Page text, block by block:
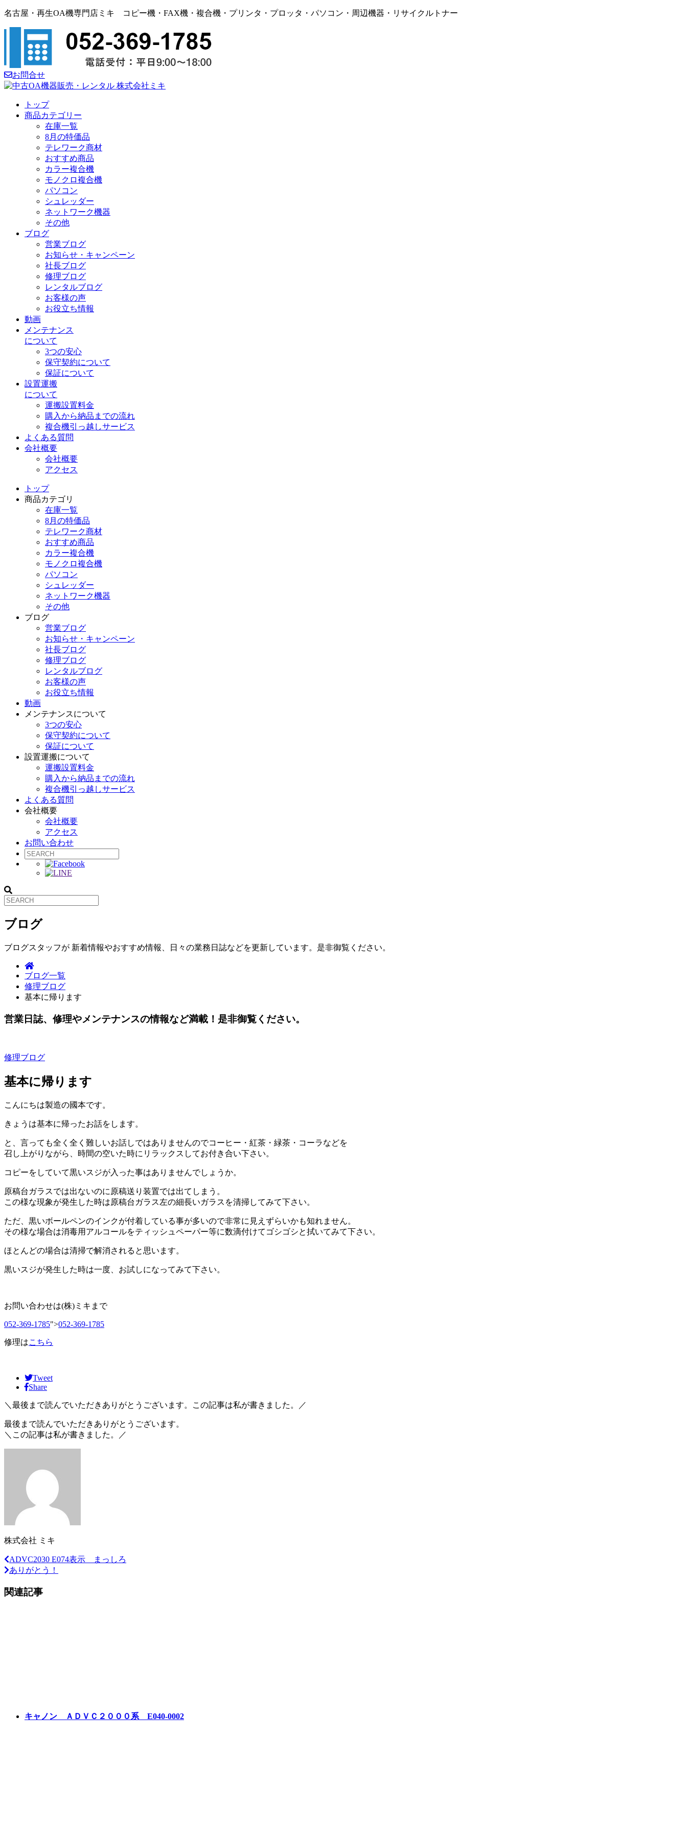
名古屋・再生OA機専門店ミキ コピー機・FAX機・複合機・プリンタ・プロッタ・パソコン・周辺機器・リサイクルトナー
お問合せ
トップ
商品カテゴリー
在庫一覧
8月の特価品
テレワーク商材
おすすめ商品
カラー複合機
モノクロ複合機
パソコン
シュレッダー
ネットワーク機器
その他
ブログ
営業ブログ
お知らせ・キャンペーン
社長ブログ
修理ブログ
レンタルブログ
お客様の声
お役立ち情報
動画
メンテナンス
について
3つの安心
保守契約について
保証について
設置運搬
について
運搬設置料金
購入から納品までの流れ
複合機引っ越しサービス
よくある質問
会社概要
会社概要
アクセス
トップ
商品カテゴリ
在庫一覧
8月の特価品
テレワーク商材
おすすめ商品
カラー複合機
モノクロ複合機
パソコン
シュレッダー
ネットワーク機器
その他
ブログ
営業ブログ
お知らせ・キャンペーン
社長ブログ
修理ブログ
レンタルブログ
お客様の声
お役立ち情報
動画
メンテナンスについて
3つの安心
保守契約について
保証について
設置運搬について
運搬設置料金
購入から納品までの流れ
複合機引っ越しサービス
よくある質問
会社概要
会社概要
アクセス
お問い合わせ
ブログ
ブログスタッフが 新着情報やおすすめ情報、日々の業務日誌などを更新しています。是非御覧ください。
ブログ一覧
修理ブログ
基本に帰ります
営業日誌、修理やメンテナンスの情報など満載！是非御覧ください。
修理ブログ
基本に帰ります
こんにちは製造の國本です。
きょうは基本に帰ったお話をします。
と、言っても全く全く難しいお話しではありませんのでコーヒー・紅茶・緑茶・コーラなどを
召し上がりながら、時間の空いた時にリラックスしてお付き合い下さい。
コピーをしていて黒いスジが入った事はありませんでしょうか。
原稿台ガラスでは出ないのに原稿送り装置では出てしまう。
この様な現象が発生した時は原稿台ガラス左の細長いガラスを清掃してみて下さい。
ただ、黒いボールペンのインクが付着している事が多いので非常に見えずらいかも知れません。
その様な場合は消毒用アルコールをティッシュペーパー等に数滴付けてゴシゴシと拭いてみて下さい。
ほとんどの場合は清掃で解消されると思います。
黒いスジが発生した時は一度、お試しになってみて下さい。
お問い合わせは(株)ミキまで
052-369-1785">052-369-1785
修理はこちら
Tweet
Share
＼最後まで読んでいただきありがとうございます。この記事は私が書きました。／
最後まで読んでいただきありがとうございます。
＼この記事は私が書きました。／
株式会社 ミキ
ADVC2030 E074表示 まっしろ
ありがとう！
関連記事
キャノン ＡＤＶＣ２０００系 E040-0002